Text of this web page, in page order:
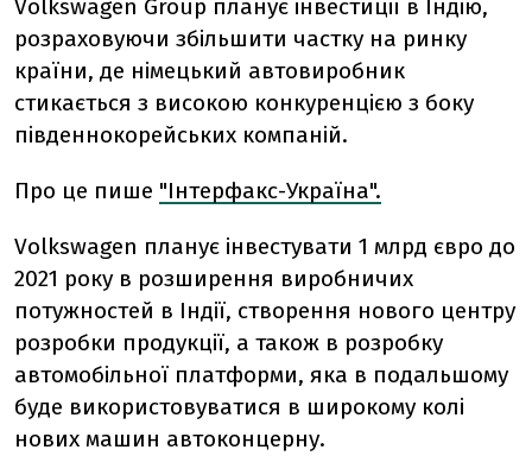
Volkswagen Group планує інвестиції в Індію,
розраховуючи збільшити частку на ринку
країни, де німецький автовиробник
стикається з високою конкуренцією з боку
південнокорейських компаній.
Про це пише "Інтерфакс-Україна".
Volkswagen планує інвестувати 1 млрд євро до
2021 року в розширення виробничих
потужностей в Індії, створення нового центру
розробки продукції, а також в розробку
автомобільної платформи, яка в подальшому
буде використовуватися в широкому колі
нових машин автоконцерну.